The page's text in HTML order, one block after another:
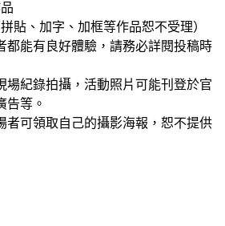
貼、加字、加框等作品恕不受理）
都能有良好體驗，請務必詳閱投稿時
場紀錄拍攝，活動照片可能刊登於官
告等。
者可領取自己的攝影海報，恕不提供